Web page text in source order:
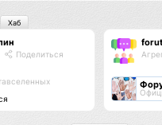
Поделиться
Хаб